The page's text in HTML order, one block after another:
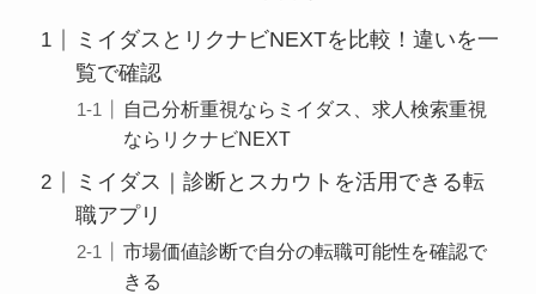
ミイダスとリクナビNEXTを比較！違いを一
覧で確認
自己分析重視ならミイダス、求人検索重視
ならリクナビNEXT
ミイダス｜診断とスカウトを活用できる転
職アプリ
市場価値診断で自分の転職可能性を確認で
きる